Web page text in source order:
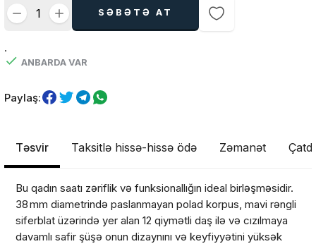
SƏBƏTƏ AT
.
ANBARDA VAR
Paylaş:
Təsvir Taksitlə hissə-hissə ödə Zəmanət
Bu qadın saatı zəriflik və funksionallığın ideal birləşməsidir.
38 mm diametrində paslanmayan polad korpus, mavi rəngli
siferblat üzərində yer alan 12 qiymətli daş ilə və cızılmaya
davamlı safir şüşə onun dizaynını və keyfiyyətini yüksək